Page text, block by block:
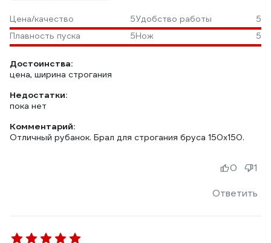
Цена/качество 5Удобство работы
5
Плавность пуска
5Нож 5
Достоинства:
цена, ширина строгания
Недостатки:
пока нет
Комментарий:
Отличный рубанок. Брал для строгания бруса 150х150.
Ответить
0 1